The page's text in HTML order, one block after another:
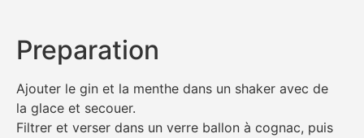
Preparation
Ajouter le gin et la menthe dans un shaker avec de
la glace et secouer.
Filtrer et verser dans un verre ballon à cognac, puis